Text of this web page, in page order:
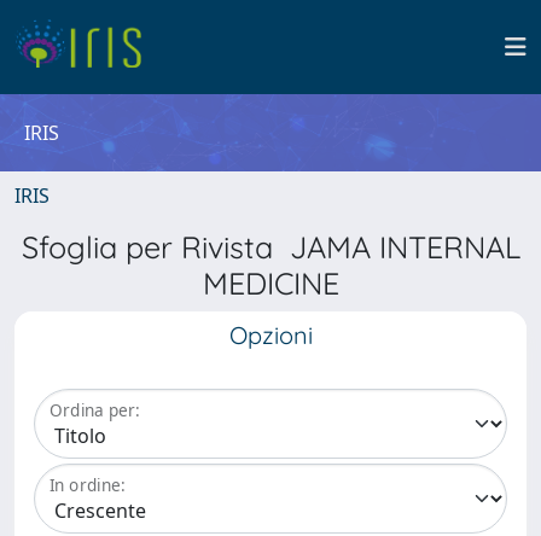
IRIS
IRIS
Sfoglia per Rivista JAMA INTERNAL
MEDICINE
Opzioni
Ordina per:
In ordine: